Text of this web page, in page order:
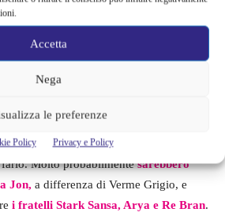
Accetta
Nega
le preferenze
Policy Privacy e Policy
crede di tornare in questa serie, altri
farlo. Molto probabilmentesarebbero
Jon, a differenza di Verme Grigio, e
i fratelli Stark Sansa, Arya e Re Bran.